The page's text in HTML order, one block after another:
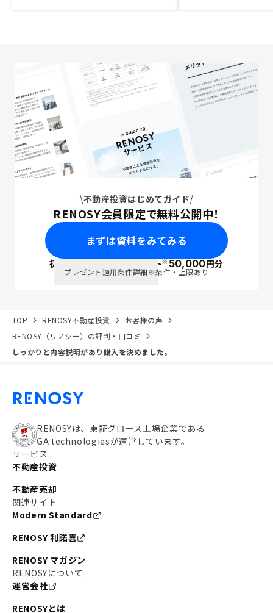
不動産投資はじめてガイド
RENOSY会員限定で無料公開中！
まずは資料をみてみる
初回面談で ポイント※50,000円分
プレゼント適用条件詳細※条件・上限あり
TOP RENOSY不動産投資
お客様の声
RENOSY（リノシー）の評判・口コミ
しっかりと内容説明があり購入を決めました。
RENOSYは、東証グロース上場企業である
GA technologiesが運営しています。
サービス
不動産投資
不動産売却
関連サイト
Modern Standard
RENOSY 利諾喜
RENOSY マガジン
RENOSYについて
運営会社
RENOSYとは